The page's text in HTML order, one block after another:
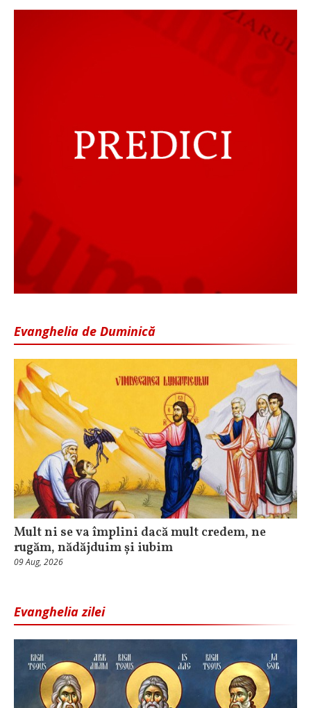
Evanghelia de Duminică
Mult ni se va împlini dacă mult credem, ne
rugăm, nădăjduim și iubim
09 Aug, 2026
Evanghelia zilei